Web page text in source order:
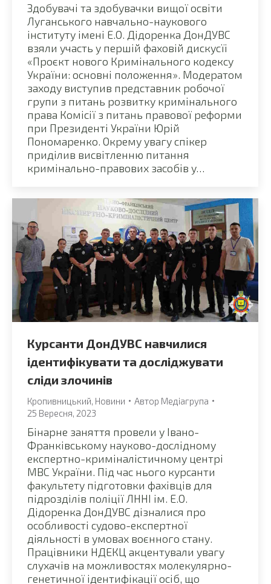
Здобувачі та здобувачки вищої освіти
Луганського навчально-наукового
інституту імені Е.О. Дідоренка ДонДУВС
взяли участь у першій фаховій дискусїі
«Проєкт нового Кримінального кодексу
України: основні положення». Модератом
заходу виступив представник робочої
групи з питань розвитку кримінального
права Комісії з питань правової реформи
при Президенті України Юрій
Пономаренко. Окрему увагу спікер
приділив висвітленню питання
кримінально-правових засобів у…
Курсанти ДонДУВС навчилися
ідентифікувати та досліджувати
сліди злочинів
Кропивницький Новини Автор Медіагрупа
25 Вересня, 2023
Бінарне заняття провели у Івано-
Франківському науково-дослідному
експертно-криміналістичному центрі
МВС України. Під час нього курсанти
факультету підготовки фахівців для
підрозділів поліції ЛННІ ім. Е.О.
Дідоренка ДонДУВС дізналися про
особливості судово-експертної
діяльності в умовах воєнного стану.
Працівники НДЕКЦ акцентували увагу
слухачів на можливостях молекулярно-
генетичної ідентифікації осіб, що